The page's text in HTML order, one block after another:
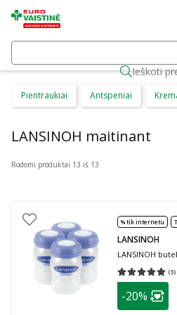
Ieškoti
Pientraukiai Antspeniai
LANSINOH maitinant
Rodomi produktai 13 iš 13
% tik internetu
LANSINOH
LANSINOH
(3)
Vidutinis
patarimas
-20%